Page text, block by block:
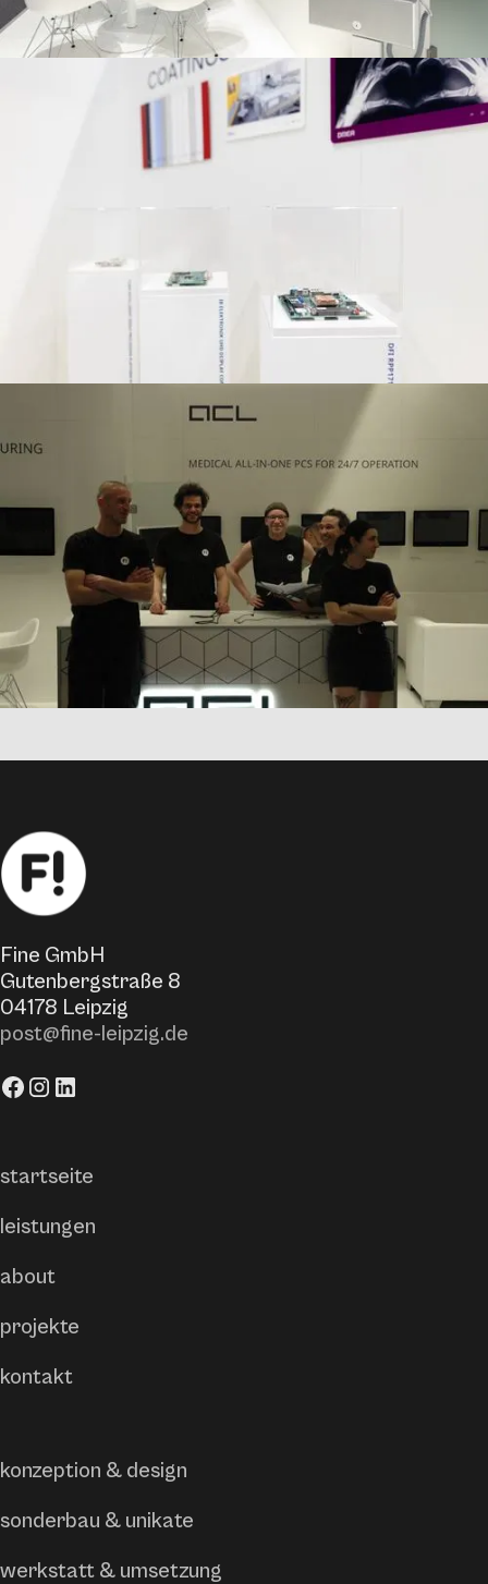
Fine GmbH
Gutenbergstraße 8
04178 Leipzig
post@fine-leipzig.de
startseite
leistungen
about
projekte
kontakt
konzeption & design
sonderbau & unikate
werkstatt & umsetzung